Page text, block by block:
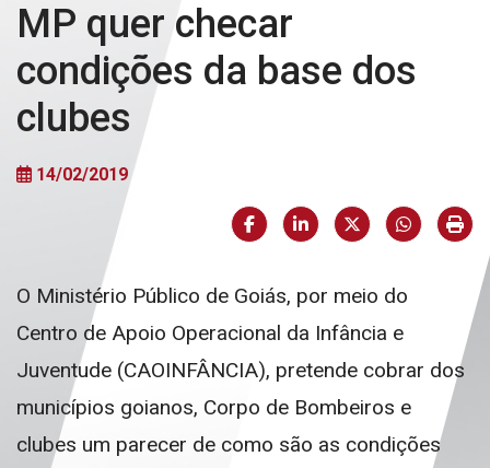
MP quer checar
condições da base dos
clubes
14/02/2019
FacebookLinkedInX (formerly
O Ministério Público de Goiás, por meio do
Centro de Apoio Operacional da Infância e
Juventude (CAOINFÂNCIA), pretende cobrar dos
municípios goianos, Corpo de Bombeiros e
clubes um parecer de como são as condições